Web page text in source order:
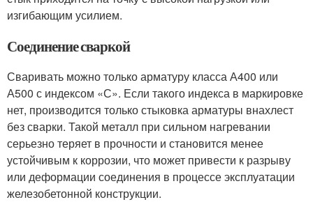
изгибающим усилием.
Соединение сваркой
Сваривать можно только арматуру класса А400 или
А500 с индексом «С». Если такого индекса в маркировке
нет, производится только стыковка арматуры внахлест
без сварки. Такой металл при сильном нагревании
серьезно теряет в прочности и становится менее
устойчивым к коррозии, что может привести к разрыву
или деформации соединения в процессе эксплуатации
железобетонной конструкции.